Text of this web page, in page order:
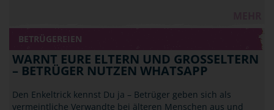
BETRÜGEREIEN
WARNT EURE ELTERN UND GROSSELTERN –
BETRÜGER NUTZEN WHATSAPP
Den Enkeltrick kennst Du ja – Betrüger geben sich als
vermeintliche Verwandte bei älteren Menschen aus und